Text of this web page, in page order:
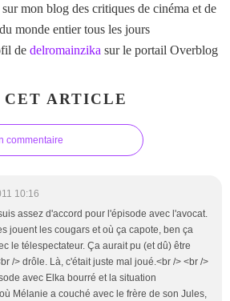
mon blog des critiques de cinéma et de
monde entier tous les jours
de delromainzika sur le portail Overblog
ARTICLE
commentaire
10:16
assez d'accord pour l'épisode avec l'avocat.
jouent les cougars et où ça capote, ben ça
le télespectateur. Ça aurait pu (et dû) être
/> drôle. Là, c'était juste mal joué.<br /> <br />
avec Elka bourré et la situation
Mélanie a couché avec le frère de son Jules,